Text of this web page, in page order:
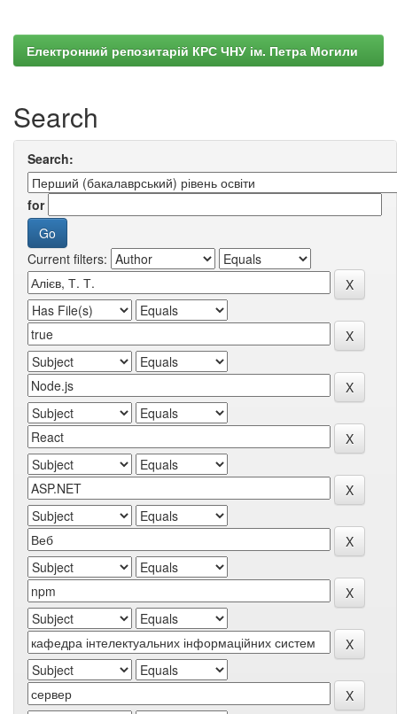
Електронний репозитарій КРС ЧНУ ім. Петра Могили
Search
Search:
for
Current filters: